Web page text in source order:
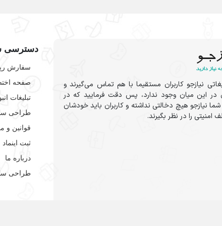
نیازجو کاربران مستقیما با هم تماس می‌گیرند و
در این میان وجود ندارد، پس دقت فرمایید که در
نیازجو هیچ دخالتی نداشته و کاربران باید خودشان
امنیتی را در نظر بگیرند.
دسترسی
سفارش
صفحه
تبلیغات
طراحی
قوانین و
ثبت اینماد
درباره ما
طراحی